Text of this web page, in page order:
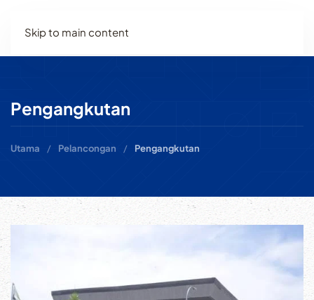
Skip to main content
Pengangkutan
Utama Pelancongan Pengangkutan